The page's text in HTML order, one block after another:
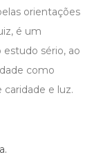
orientações
é um
sério, ao
como
e luz.